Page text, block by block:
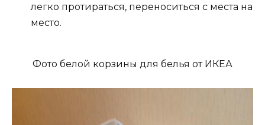
легко протираться, переноситься с места на
место.
Фото белой корзины для белья от ИКЕА